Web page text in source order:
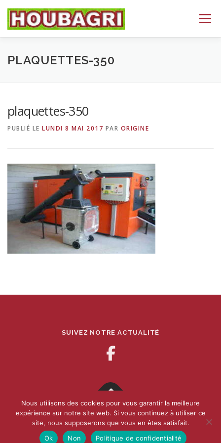
contenu
Menu
ACCUEIL HEIZOMAT
PLAQUETTES-350
plaquettes-350
PUBLIÉ LE LUNDI 8 MAI 2017 PAR ORIGINE
SUIVEZ NOTRE ACTUALITÉ
Copyright 2017 - 2021 Houbagri - Mentions légales -Afdruk-
Made by :webOrigine
Nous utilisons des cookies pour vous garantir la meilleure
expérience sur notre site web. Si vous continuez à utiliser ce
site, nous supposerons que vous en êtes satisfait.
Ok
Non Politique de confidentialité